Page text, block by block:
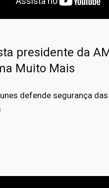
presidente da
Muito Mais
defende segurança